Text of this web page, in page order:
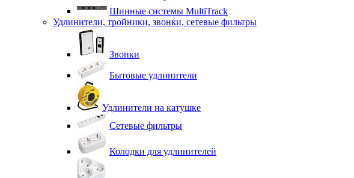
Шинные системы MultiTrack
Удлинители, тройники, звонки, сетевые фильтры
Звонки
Бытовые удлинители
Удлинители на катушке
Сетевые фильтры
Колодки для удлинителей